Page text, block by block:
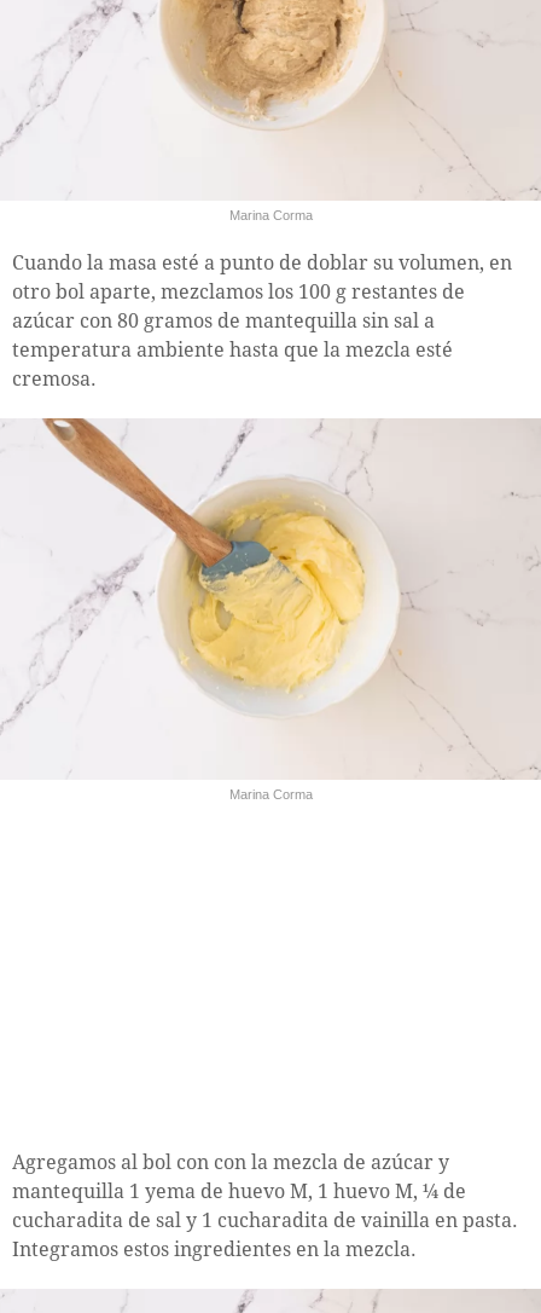
Marina Corma
Cuando la masa esté a punto de doblar su volumen, en
otro bol aparte, mezclamos los 100 g restantes de
azúcar con 80 gramos de mantequilla sin sal a
temperatura ambiente hasta que la mezcla esté
cremosa.
Marina Corma
Agregamos al bol con con la mezcla de azúcar y
mantequilla 1 yema de huevo M, 1 huevo M, ¼ de
cucharadita de sal y 1 cucharadita de vainilla en pasta.
Integramos estos ingredientes en la mezcla.